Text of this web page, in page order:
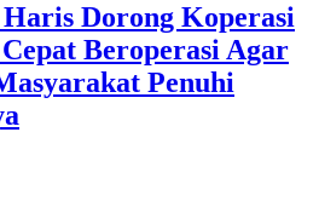
Dorong Koperasi
Beroperasi Agar
Penuhi